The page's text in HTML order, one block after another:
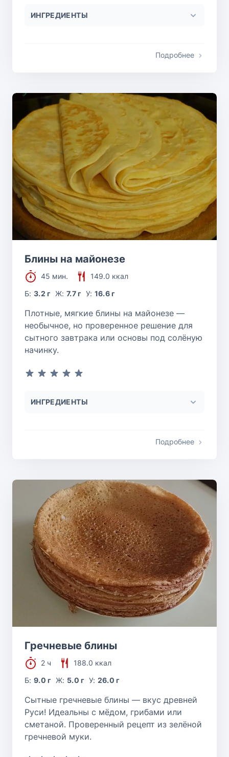
ИНГРЕДИЕНТЫ
Подробнее
Блины на майонезе
45 мин.
149.0 ккал
Б:3.2 г Ж: 7.7 г У: 16.6 г
Плотные, мягкие блины на майонезе —
необычное, но проверенное решение для
сытного завтрака или основы под солёную
начинку.
ИНГРЕДИЕНТЫ
Подробнее
Гречневые блины
2 ч
188.0 ккал
Б:9.0 г Ж: 5.0 г У: 26.0 г
Сытные гречневые блины — вкус древней
Руси! Идеальны с мёдом, грибами или
сметаной. Проверенный рецепт из зелёной
гречневой муки.